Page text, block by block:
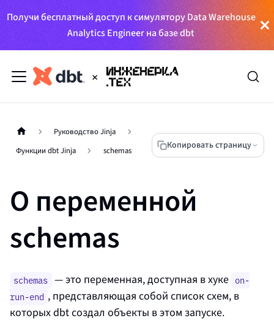
Получи бесплатный доступ к симулятору Data Warehouse
Analytics Engineer на базе dbt
Руководство Jinja
Функции dbt Jinja
schemas Копировать страницу
О переменной
schemas
schemas — это переменная, доступная в хуке on-
run-end , представляющая собой список схем, в
которых dbt создал объекты в этом запуске.